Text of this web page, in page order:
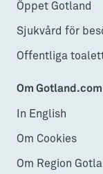
Öppet Gotland
Sjukvård för
Offentliga
Om Gotland.com
In English
Om Cookies
Om Region